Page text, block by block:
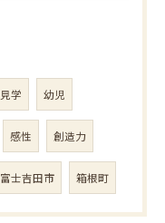
見学 幼児
感性 創造力
富士吉田市 箱根町